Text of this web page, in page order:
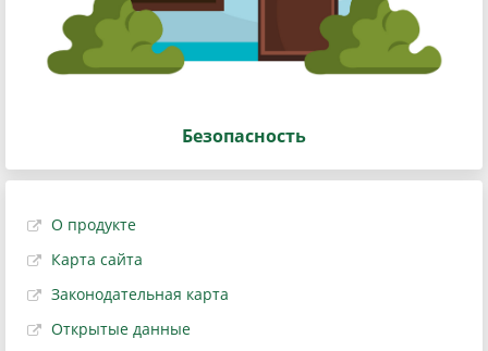
Безопасность
О продукте
Карта сайта
Законодательная карта
Открытые данные